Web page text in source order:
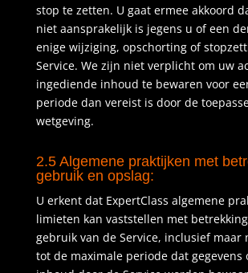
stop te zetten. U gaat ermee akkoord
niet aansprakelijk is jegens u of een
enige wijziging, opschorting of
Service. We zijn niet verplicht om uw
ingediende inhoud te bewaren voor
periode dan vereist is door de
wetgeving.
2.5 Algemene praktijken met
gebruik en opslag:
U erkent dat ExpertClass algemene
limieten kan vaststellen met
gebruik van de Service, inclusief maar
tot de maximale periode dat gegevens